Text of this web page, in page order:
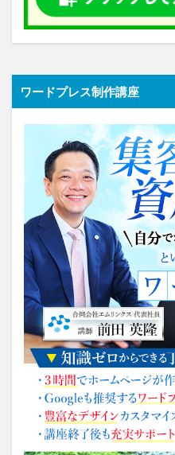
ワードプレス制作講座